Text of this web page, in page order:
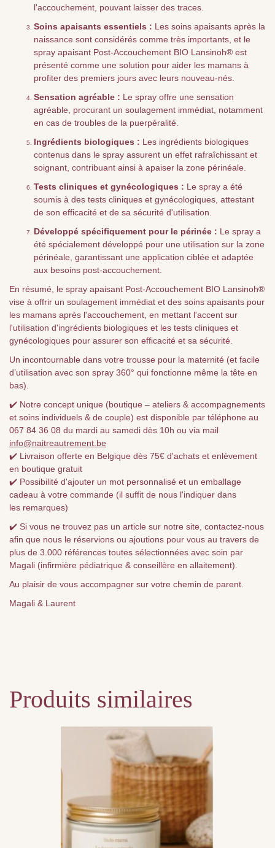
l'accouchement, pouvant laisser des traces.
Soins apaisants essentiels : Les soins apaisants après la
naissance sont considérés comme très importants, et le
spray apaisant Post-Accouchement BIO Lansinoh® est
présenté comme une solution pour aider les mamans à
profiter des premiers jours avec leurs nouveau-nés.
Sensation agréable : Le spray offre une sensation
agréable, procurant un soulagement immédiat, notamment
en cas de troubles de la puerpéralité.
Ingrédients biologiques : Les ingrédients biologiques
contenus dans le spray assurent un effet rafraîchissant et
soignant, contribuant ainsi à apaiser la zone périnéale.
Tests cliniques et gynécologiques : Le spray a été
soumis à des tests cliniques et gynécologiques, attestant
de son efficacité et de sa sécurité d'utilisation.
Développé spécifiquement pour le périnée : Le spray a
été spécialement développé pour une utilisation sur la zone
périnéale, garantissant une application ciblée et adaptée
aux besoins post-accouchement.
En résumé, le spray apaisant Post-Accouchement BIO Lansinoh®
vise à offrir un soulagement immédiat et des soins apaisants pour
les mamans après l'accouchement, en mettant l'accent sur
l'utilisation d'ingrédients biologiques et les tests cliniques et
gynécologiques pour assurer son efficacité et sa sécurité.
Un incontournable dans votre trousse pour la maternité (et facile
d’utilisation avec son spray 360° qui fonctionne même la tête en
bas).
✔️ Notre concept unique (boutique – ateliers & accompagnements
et soins individuels & de couple) est disponible par téléphone au
067 84 36 08 du mardi au samedi dès 10h ou via mail
info@naitreautrement.be
✔️ Livraison offerte en Belgique dès 75€ d'achats et enlèvement
en boutique gratuit
✔️ Possibilité d'ajouter un mot personnalisé et un emballage
cadeau à votre commande (il suffit de nous l'indiquer dans
les remarques)
✔️ Si vous ne trouvez pas un article sur notre site, contactez-nous
afin que nous le réservions ou ajoutions pour vous au travers de
plus de 3.000 références toutes sélectionnées avec soin par
Magali (infirmière pédiatrique & conseillère en allaitement).
Au plaisir de vous accompagner sur votre chemin de parent.
Magali & Laurent
Produits similaires